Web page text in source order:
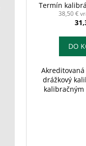
Termín
38,50 €
DO
drážkový